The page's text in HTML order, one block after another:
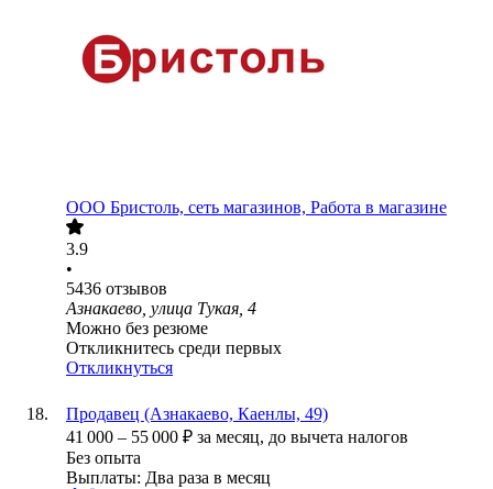
ООО Бристоль, сеть магазинов, Работа в магазине
3.9
•
5436 отзывов
Азнакаево, улица Тукая, 4
Можно без резюме
Откликнитесь среди первых
Откликнуться
Продавец (Азнакаево, Каенлы, 49)
41 000 – 55 000 ₽ за месяц, до вычета налогов
Без опыта
Выплаты: Два раза в месяц